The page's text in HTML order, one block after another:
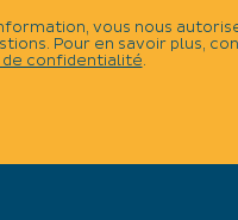
Animaux
Animaux avec
vous nous
Pour en savoir plus,
confidentialité.